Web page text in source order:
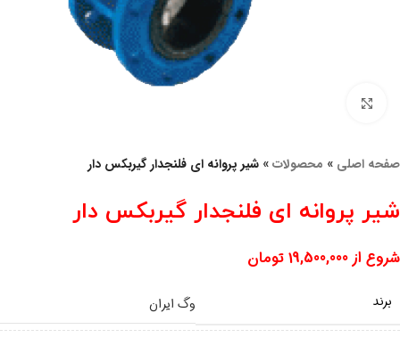
صفحه اصلی » محصولات» شیر پروانه ای فلنجدار گیربکس دار
شیر پروانه ای فلنجدار گیربکس دار
شروع از 19,500,000 تومان
برند وگ ایران